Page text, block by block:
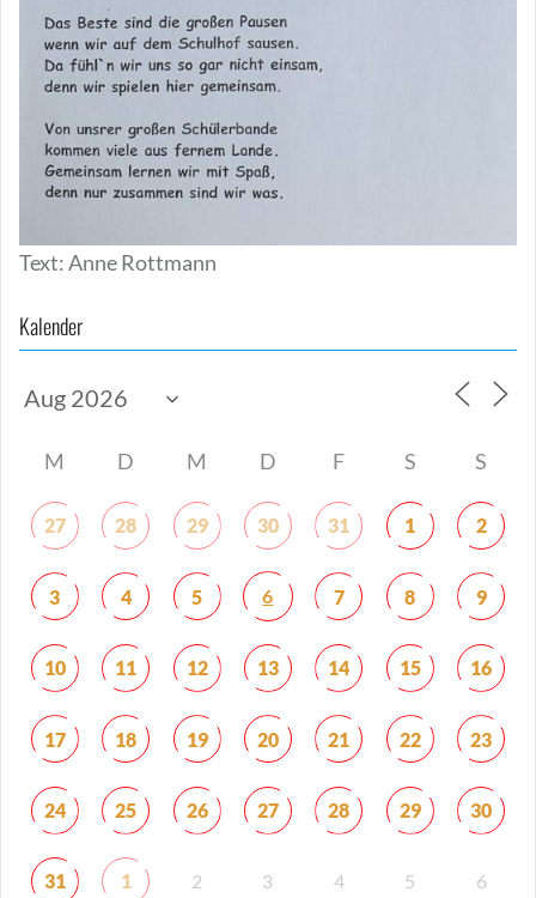
Text: Anne Rottmann
Kalender
M D M D F S S
27 28 29 30 31 1 2
3 4 5 6 7 8 9
10 11 12 13 14 15 16
17 18 19 20 21 22 23
24 25 26 27 28 29 30
31 1 2 3 4 5 6